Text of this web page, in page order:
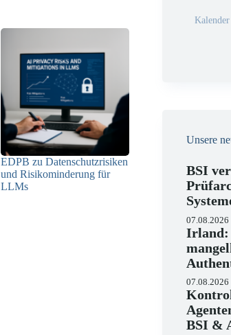
EDPB zu Datenschutzrisiken
und Risikominderung für
LLMs
Kalender
Unsere
BSI
07.08.2026
Irland:
07.08.2026
BSI &